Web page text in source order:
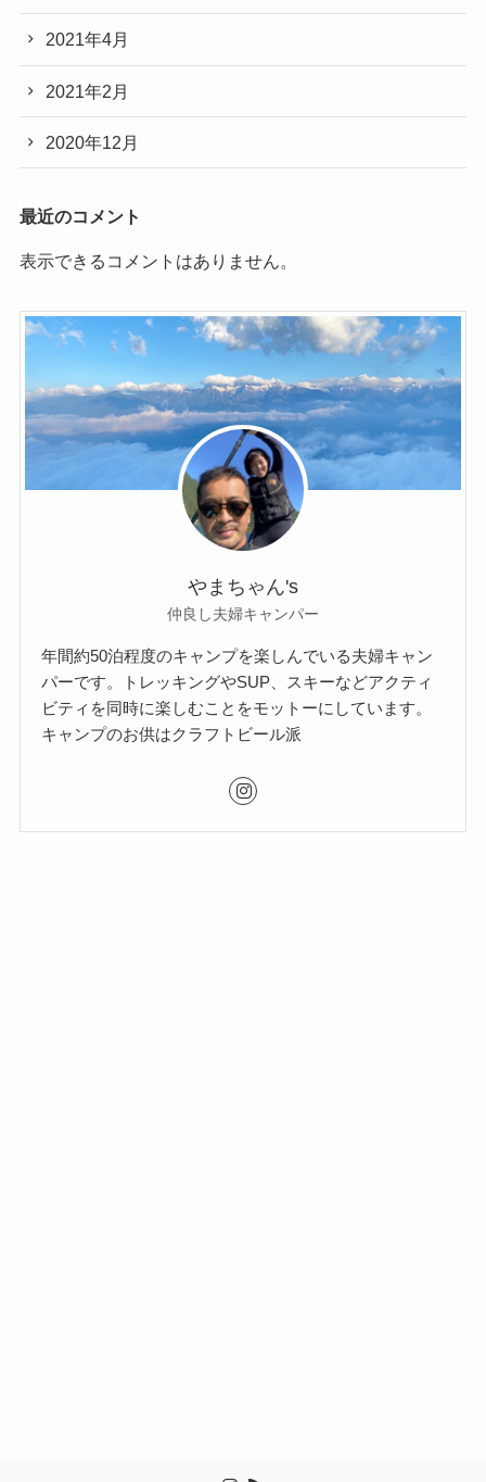
2021年4月
2021年2月
2020年12月
最近のコメント
表示できるコメントはありません。
やまちゃん's
仲良し夫婦キャンパー
年間約50泊程度のキャンプを楽しんでいる夫婦キャン
パーです。トレッキングやSUP、スキーなどアクティ
ビティを同時に楽しむことをモットーにしています。
キャンプのお供はクラフトビール派